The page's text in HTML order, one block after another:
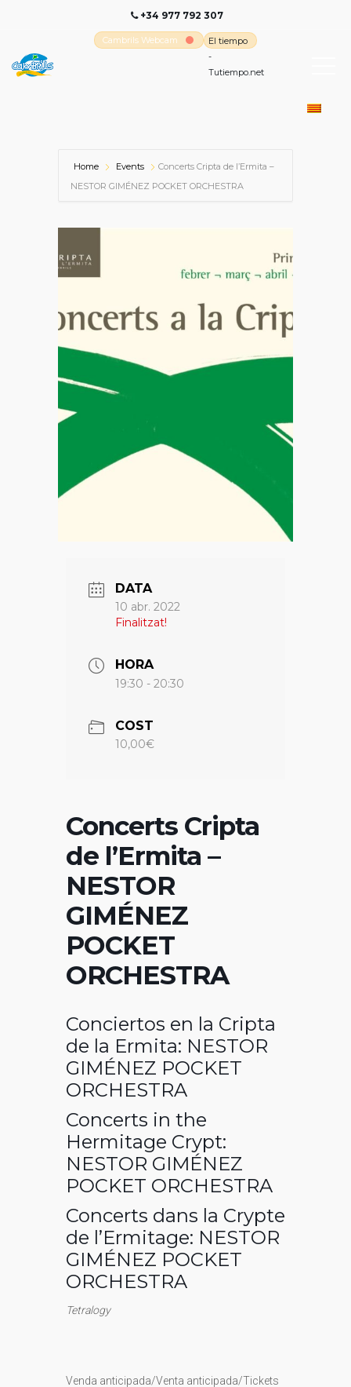
+34 977 792 307
Cambrils Webcam
El tiempo
-
Tutiempo.net
Home Events
Concerts Cripta de l’Ermita –
NESTOR GIMÉNEZ POCKET ORCHESTRA
DATA
10 abr. 2022
Finalitzat!
HORA
19:30 - 20:30
COST
10,00€
Concerts Cripta
de l’Ermita –
NESTOR
GIMÉNEZ
POCKET
ORCHESTRA
Conciertos en la Cripta
de la Ermita: NESTOR
GIMÉNEZ POCKET
ORCHESTRA
Concerts in the
Hermitage Crypt:
NESTOR GIMÉNEZ
POCKET ORCHESTRA
Concerts dans la Crypte
de l’Ermitage: NESTOR
GIMÉNEZ POCKET
ORCHESTRA
Tetralogy
Venda anticipada/Venta anticipada/Tickets